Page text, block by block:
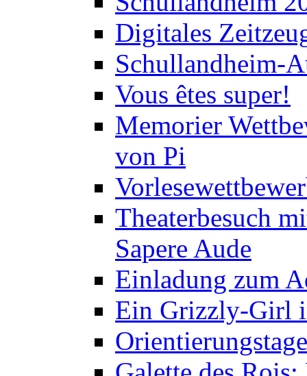
Digitales
Schullandheim-
Vous êtes super!
Memorier
von Pi
Theaterbesuch
Sapere Aude
Einladung zum
Ein Grizzly-Girl